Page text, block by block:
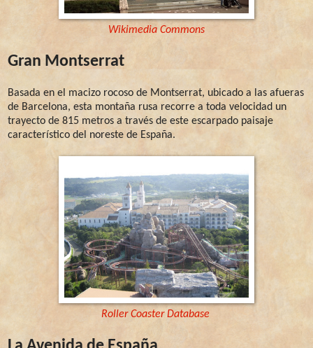
Wikimedia Commons
Gran Montserrat
Basada en el macizo rocoso de Montserrat, ubicado a las afueras
de Barcelona, esta montaña rusa recorre a toda velocidad un
trayecto de 815 metros a través de este escarpado paisaje
característico del noreste de España.
Roller Coaster Database